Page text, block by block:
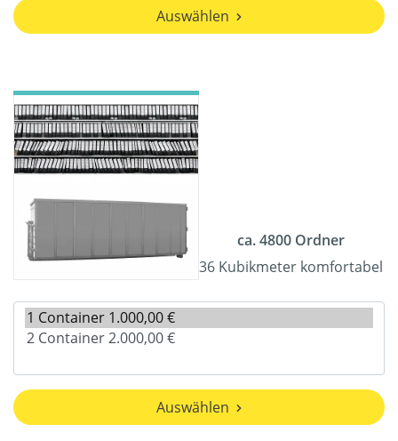
Auswählen
ca. 4800 Ordner
36 Kubikmeter komfortabel
Auswählen